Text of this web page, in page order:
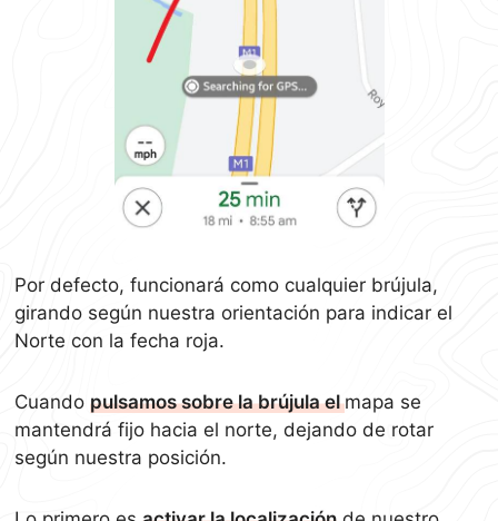
Por defecto, funcionará como cualquier brújula,
girando según nuestra orientación para indicar el
Norte con la fecha roja.
Cuandopulsamos sobre la brújula elmapa se
mantendrá fijo hacia el norte, dejando de rotar
según nuestra posición.